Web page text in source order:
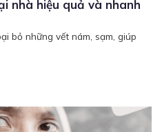
nhà hiệu quả và nhanh
bỏ những vết nám, sạm, giúp